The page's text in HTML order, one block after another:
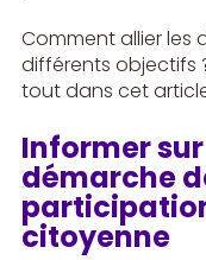
Comment allier les
différents objectifs
tout dans cet
Informer
démarche
citoyenne